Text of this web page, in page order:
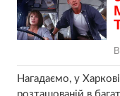
Нагадаємо, у